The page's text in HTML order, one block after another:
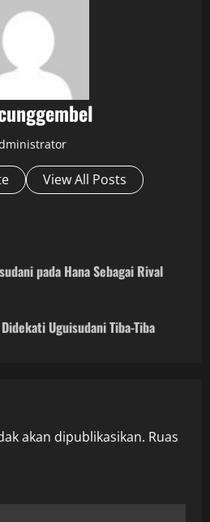
View All Posts
pada Hana Sebagai Rival
Uguisudani Tiba-Tiba
akan dipublikasikan. Ruas